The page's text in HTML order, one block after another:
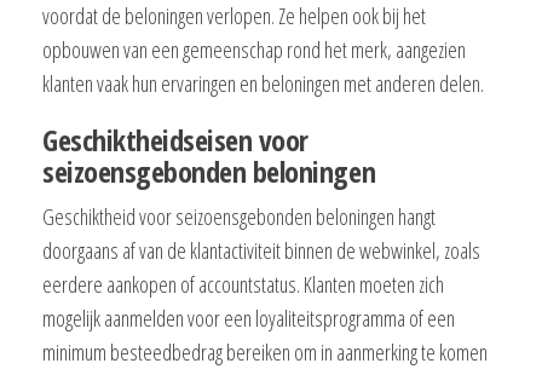
voordat de beloningen verlopen. Ze helpen ook bij het
opbouwen van een gemeenschap rond het merk, aangezien
klanten vaak hun ervaringen en beloningen met anderen delen.
Geschiktheidseisen voor
seizoensgebonden beloningen
Geschiktheid voor seizoensgebonden beloningen hangt
doorgaans af van de klantactiviteit binnen de webwinkel, zoals
eerdere aankopen of accountstatus. Klanten moeten zich
mogelijk aanmelden voor een loyaliteitsprogramma of een
minimum besteedbedrag bereiken om in aanmerking te komen